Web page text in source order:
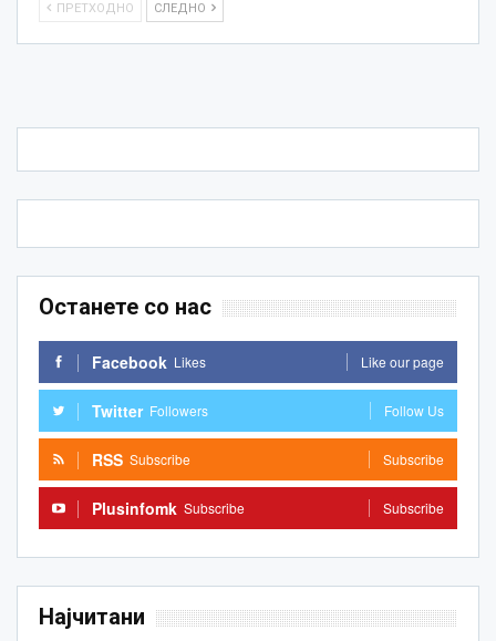
ПРЕТХОДНО СЛЕДНО
Останете со нас
Facebook Likes Like our page
Twitter Followers Follow Us
RSS Subscribe Subscribe
Plusinfomk Subscribe Subscribe
Најчитани